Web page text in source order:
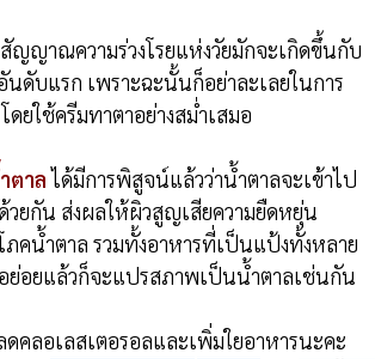
สัญญาณความร่วงโรยแห่งวัยมักจะเกิดขึ้นกับ
นดับแรก เพราะฉะนั้นก็อย่าละเลยในการ
ดยใช้ครีมทาตาอย่างสม่ำเสมอ
ตาลได้มีการพิสูจน์แล้วว่าน้ำตาลจะเข้าไป
วยกัน ส่งผลให้ผิวสูญเสียความยืดหยุ่น
คน้ำตาล รวมทั้งอาหารที่เป็นแป้งทั้งหลาย
ย่อยแล้วก็จะแปรสภาพเป็นน้ำตาลเช่นกัน
คลอเลสเตอรอลและเพิ่มใยอาหารนะคะ